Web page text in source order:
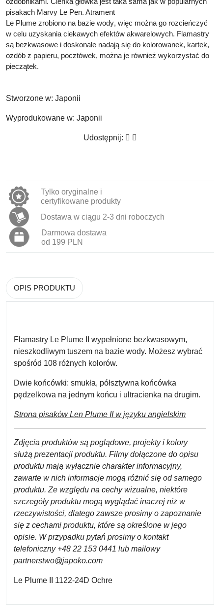
pisakach Marvy Le Pen. Atrament
Le Plume zrobiono na bazie wody, więc można go rozcieńczyć
w celu uzyskania ciekawych efektów akwarelowych. Flamastry
są bezkwasowe i doskonale nadają się do kolorowanek, kartek,
ozdób z papieru, pocztówek, można je również wykorzystać do
pieczątek.
Stworzone w: Japonii
Wyprodukowane w: Japonii
Udostępnij:
Tylko oryginalne i
certyfikowane produkty
Dostawa w ciągu 2-3 dni roboczych
Darmowa dostawa
od 199 PLN
OPIS PRODUKTU
Flamastry Le Plume II wypełnione bezkwasowym,
nieszkodliwym tuszem na bazie wody. Możesz wybrać
spośród 108 różnych kolorów.
Dwie końcówki: smukła, półsztywna końcówka
pędzelkowa na jednym końcu i ultracienka na drugim.
Strona pisakówLen Plume II w języku angielskim
Zdjęcia produktów są poglądowe, projekty i kolory
służą prezentacji produktu. Filmy dołączone do opisu
produktu mają wyłącznie charakter informacyjny,
zawarte w nich informacje mogą różnić się od samego
produktu. Ze względu na cechy wizualne, niektóre
szczegóły produktu mogą wyglądać inaczej niż w
rzeczywistości, dlatego zawsze prosimy o zapoznanie
się z cechami produktu, które są określone w jego
opisie. W przypadku pytań prosimy o kontakt
telefoniczny +48 22 153 0441 lub mailowy
partnerstwo@japoko.com
Le Plume II 1122-24D Ochre